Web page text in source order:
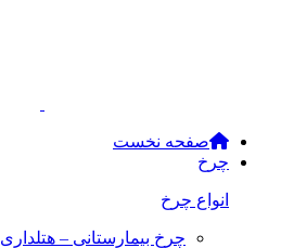
صفحه نخست
چرخ
انواع چرخ
چرخ بیمارستانی – هتلداری